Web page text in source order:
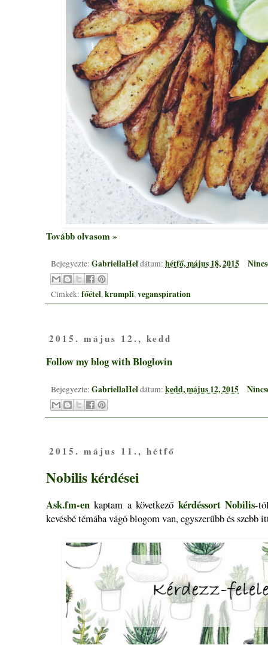
Tovább olvasom »
Bejegyezte: GabriellaHeldátum: hétfő, május 18, 2015
Címkék: főétel,krumpli,veganspiration
2015. május 12., kedd
Follow my blog with Bloglovin
Bejegyezte: GabriellaHeldátum: kedd, május 12, 2015
2015. május 11., hétfő
Nobilis kérdései
Ask.fm-en kaptam a következő kérdéssort Nobilis-
kevésbé témába vágó blogom van, egyszerűbb és